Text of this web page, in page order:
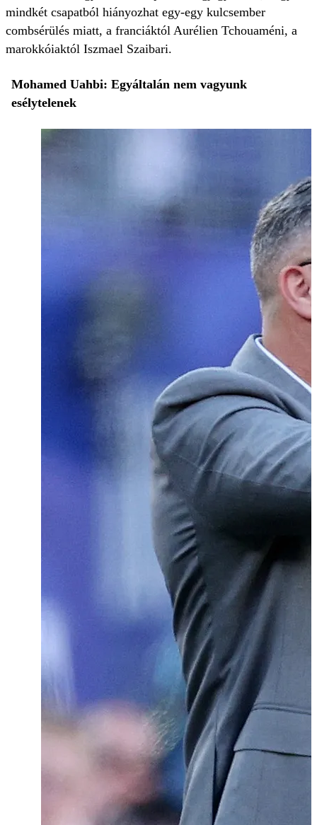
mindkét csapatból hiányozhat egy-egy kulcsember
combsérülés miatt, a franciáktól Aurélien Tchouaméni, a
marokkóiaktól Iszmael Szaibari.
Mohamed Uahbi: Egyáltalán nem vagyunk
esélytelenek